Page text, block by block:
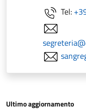
Tel:
Ultimo aggiornamento